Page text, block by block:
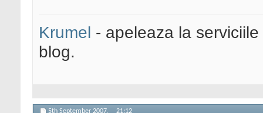
Krumel - apeleaza la
blog.
5th September 2007, 21:12